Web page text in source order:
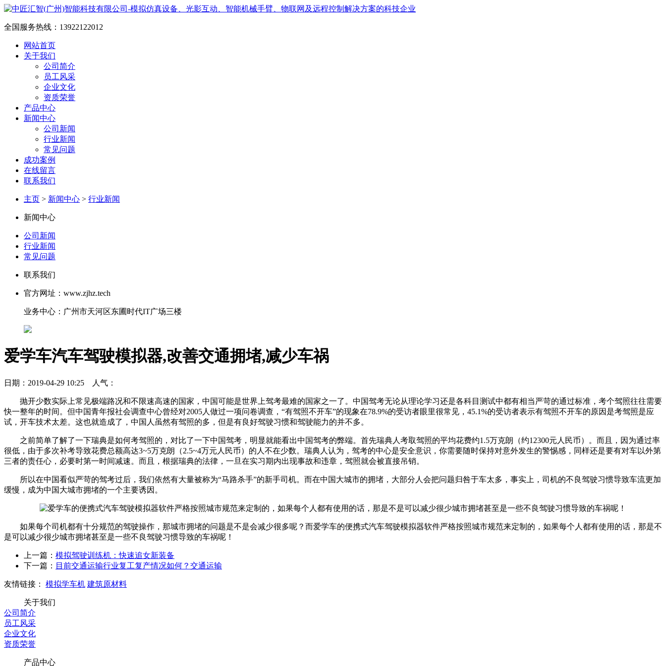
全国服务热线： 13922122012
网站首页
关于我们
公司简介
员工风采
企业文化
资质荣誉
产品中心
新闻中心
公司新闻
行业新闻
常见问题
成功案例
在线留言
联系我们
主页 > 新闻中心 > 行业新闻
新闻中心
公司新闻
行业新闻
常见问题
联系我们
官方网址：www.zjhz.tech
业务中心：广州市天河区东圃时代IT广场三楼
爱学车汽车驾驶模拟器,改善交通拥堵,减少车祸
日期：2019-04-29 10:25 人气：
抛开少数实际上常见极端路况和不限速高速的国家，中国可能是世界上驾考最难的国家之一了。中国驾考无论从理论学习还是各科目测试中都有相当严苛的通过标准，考个驾照往往需要
快一整年的时间。但中国青年报社会调查中心曾经对2005人做过一项问卷调查，“有驾照不开车”的现象在78.9%的受访者眼里很常见，45.1%的受访者表示有驾照不开车的原因是考驾照是应
试，开车技术太差。这也就造成了，中国人虽然有驾照的多，但是有良好驾驶习惯和驾驶能力的并不多。
之前简单了解了一下瑞典是如何考驾照的，对比了一下中国驾考，明显就能看出中国驾考的弊端。首先瑞典人考取驾照的平均花费约1.5万克朗（约12300元人民币）。而且，因为通过率
很低，由于多次补考导致花费总额高达3~5万克朗（2.5~4万元人民币）的人不在少数。瑞典人认为，驾考的中心是安全意识，你需要随时保持对意外发生的警惕感，同样还是要有对车以外第
三者的责任心，必要时第一时间减速。而且，根据瑞典的法律，一旦在实习期内出现事故和违章，驾照就会被直接吊销。
所以在中国看似严苛的驾考过后，我们依然有大量被称为“马路杀手”的新手司机。而在中国大城市的拥堵，大部分人会把问题归咎于车太多，事实上，司机的不良驾驶习惯导致车流更加
缓慢，成为中国大城市拥堵的一个主要诱因。
如果每个司机都有十分规范的驾驶操作，那城市拥堵的问题是不是会减少很多呢？而爱学车的便携式汽车驾驶模拟器软件严格按照城市规范来定制的，如果每个人都有使用的话，那是不
是可以减少很少城市拥堵甚至是一些不良驾驶习惯导致的车祸呢！
上一篇： 模拟驾驶训练机：快速追女新装备
下一篇： 目前交通运输行业复工复产情况如何？交通运输
友情链接： 模拟学车机 建筑原材料
关于我们
公司简介
员工风采
企业文化
资质荣誉
产品中心